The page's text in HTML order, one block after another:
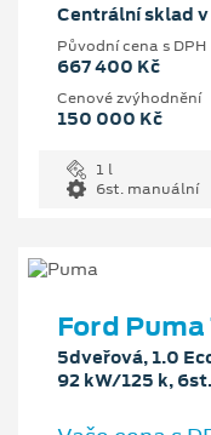
Centrální sklad v
Původní cena s DPH
667 400 Kč
Cenové zvýhodnění
150 000 Kč
1 l
6st. manuální
Ford
5dveřová, 1.0
92 kW/125 k,